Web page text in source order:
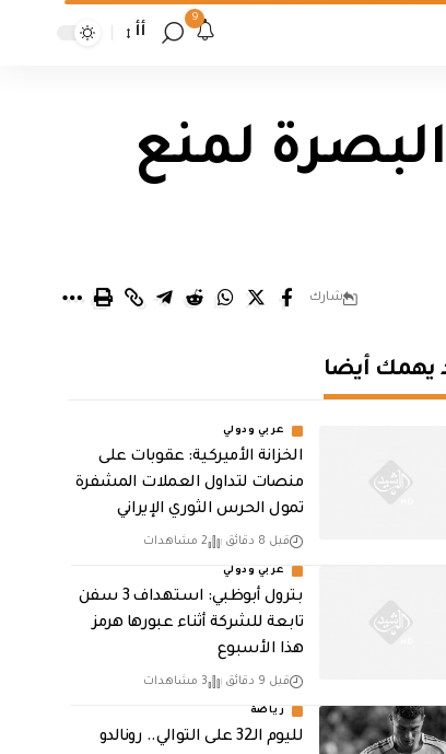
9
أأ
لمنع
شارك
يهمك أيضا
عربي ودولي
الخزانة الأميركية: عقوبات على
منصات لتداول العملات المشفرة
تمول الحرس الثوري الإيراني
قبل 8 دقائق 2 مشاهدات
عربي ودولي
بترول أبوظبي: استهداف 3 سفن
تابعة للشركة أثناء عبورها هرمز
هذا الأسبوع
قبل 9 دقائق 3 مشاهدات
رياضة
لليوم الـ32 على التوالي.. رونالدو